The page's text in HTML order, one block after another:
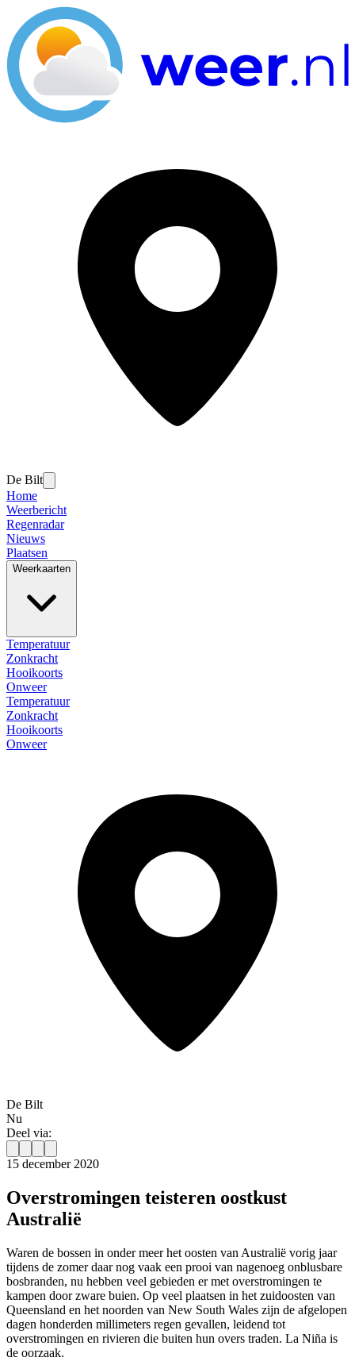
De Bilt
Home
Weerbericht
Regenradar
Nieuws
Plaatsen
Weerkaarten
Temperatuur
Zonkracht
Hooikoorts
Onweer
Temperatuur
Zonkracht
Hooikoorts
Onweer
De Bilt
Nu
Deel via:
15 december 2020
Overstromingen teisteren oostkust
Australië
Waren de bossen in onder meer het oosten van Australië vorig jaar
tijdens de zomer daar nog vaak een prooi van nagenoeg onblusbare
bosbranden, nu hebben veel gebieden er met overstromingen te
kampen door zware buien. Op veel plaatsen in het zuidoosten van
Queensland en het noorden van New South Wales zijn de afgelopen
dagen honderden millimeters regen gevallen, leidend tot
overstromingen en rivieren die buiten hun overs traden. La Niña is
de oorzaak.